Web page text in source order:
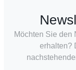
Möchten Sie den
erhalten?